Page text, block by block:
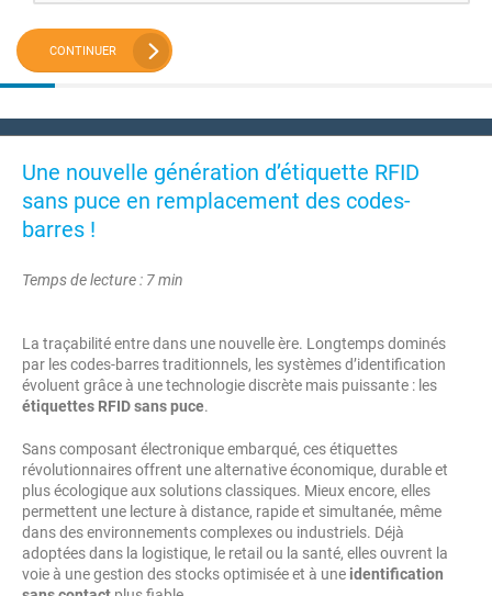
CONTINUER
Une nouvelle génération d’étiquette RFID
sans puce en remplacement des codes-
barres !
Temps de lecture : 7 min
La traçabilité entre dans une nouvelle ère. Longtemps dominés
par les codes-barres traditionnels, les systèmes d’identification
évoluent grâce à une technologie discrète mais puissante : les
étiquettes RFID sans puce.
Sans composant électronique embarqué, ces étiquettes
révolutionnaires offrent une alternative économique, durable et
plus écologique aux solutions classiques. Mieux encore, elles
permettent une lecture à distance, rapide et simultanée, même
dans des environnements complexes ou industriels. Déjà
adoptées dans la logistique, le retail ou la santé, elles ouvrent la
voie à une gestion des stocks optimisée et à une identification